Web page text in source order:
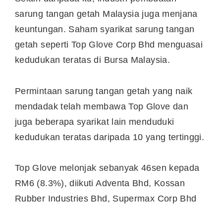
sarung tangan getah Malaysia juga menjana
keuntungan. Saham syarikat sarung tangan
getah seperti Top Glove Corp Bhd menguasai
kedudukan teratas di Bursa Malaysia.
Permintaan sarung tangan getah yang naik
mendadak telah membawa Top Glove dan
juga beberapa syarikat lain menduduki
kedudukan teratas daripada 10 yang tertinggi.
Top Glove melonjak sebanyak 46sen kepada
RM6 (8.3%), diikuti Adventa Bhd, Kossan
Rubber Industries Bhd, Supermax Corp Bhd